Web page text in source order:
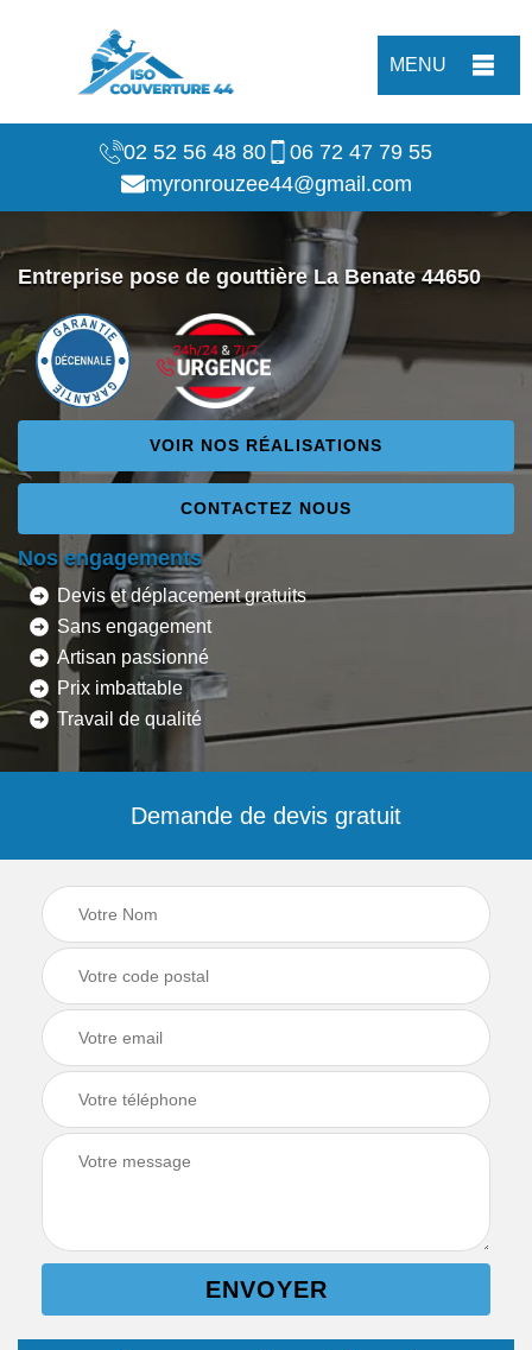
MENU
02 52 56 48 80
06 72 47 79 55
myronrouzee44@gmail.com
Entreprise pose de gouttière La Benate 44650
VOIR NOS RÉALISATIONS
CONTACTEZ NOUS
Nos engagements
Devis et déplacement gratuits
Sans engagement
Artisan passionné
Prix imbattable
Travail de qualité
Demande de devis gratuit